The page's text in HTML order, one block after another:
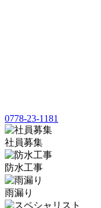
0778-23-1181
社員募集
防水工事
雨漏り